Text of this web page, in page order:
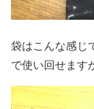
袋はこんな感じ
で使い回せます